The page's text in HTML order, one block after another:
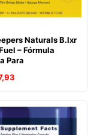
Naturals B.lxr
– Fórmula
Para